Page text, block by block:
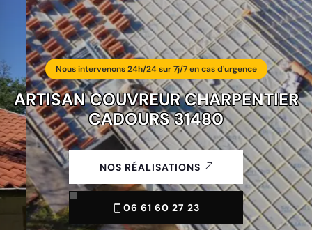
Nous intervenons 24h/24 sur 7j/7 en cas d'urgence
ARTISAN COUVREUR CHARPENTIER
CADOURS 31480
NOS RÉALISATIONS
06 61 60 27 23